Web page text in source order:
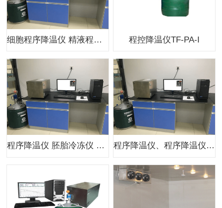
细胞程序降温仪 精液程序冷冻仪TF-PA-II 程控降温仪TF-PA-I
程序降温仪 胚胎冷冻仪 细胞程控降温仪 程序降温仪、程序降温仪应用、上海田枫TF-PA程序降温仪系列